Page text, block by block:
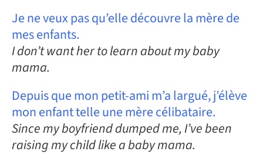
Je ne veux pas qu’elle découvre la mère de
mes enfants.
I don’t want her to learn about my baby
mama.
Depuis que mon petit-ami m’a largué, j’élève
mon enfant telle une mère célibataire.
Since my boyfriend dumped me, I’ve been
raising my child like a baby mama.